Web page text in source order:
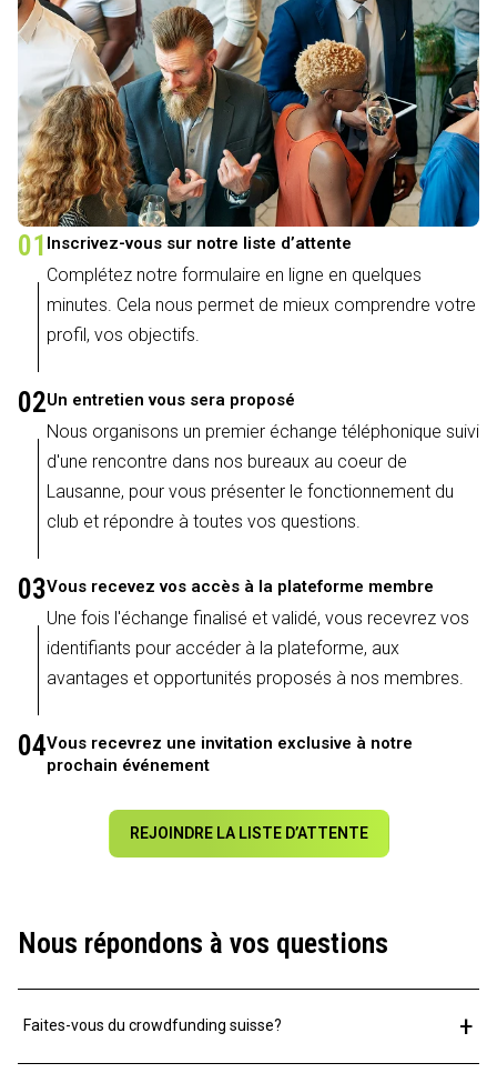
01 Inscrivez-vous sur notre liste d’attente
Complétez notre formulaire en ligne en quelques
minutes. Cela nous permet de mieux comprendre votre
profil, vos objectifs.
02Un entretien vous sera proposé
Nous organisons un premier échange téléphonique suivi
d'une rencontre dans nos bureaux au coeur de
Lausanne, pour vous présenter le fonctionnement du
club et répondre à toutes vos questions.
03Vous recevez vos accès à la plateforme membre
Une fois l'échange finalisé et validé, vous recevrez vos
identifiants pour accéder à la plateforme, aux
avantages et opportunités proposés à nos membres.
04Vous recevrez une invitation exclusive à notre
prochain événement
REJOINDRE LA LISTE D’ATTENTE
Nous répondons à vos questions
Faites-vous du crowdfunding suisse? +